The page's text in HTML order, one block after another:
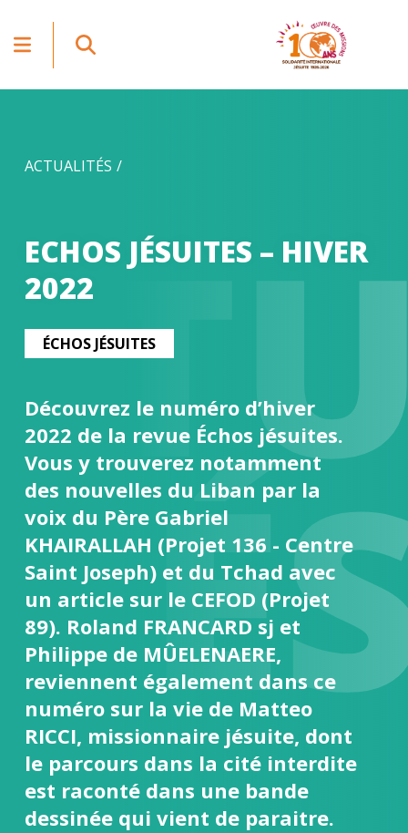
ACTUALITÉS
ECHOS JÉSUITES – HIVER
2022
ÉCHOS JÉSUITES
Découvrez le numéro d’hiver
2022 de la revue Échos jésuites.
Vous y trouverez notamment
des nouvelles du Liban par la
voix du Père Gabriel
KHAIRALLAH (Projet 136 - Centre
Saint Joseph) et du Tchad avec
un article sur le CEFOD (Projet
89). Roland FRANCARD sj et
Philippe de MÛELENAERE,
reviennent également dans ce
numéro sur la vie de Matteo
RICCI, missionnaire jésuite, dont
le parcours dans la cité interdite
est raconté dans une bande
dessinée qui vient de paraitre.